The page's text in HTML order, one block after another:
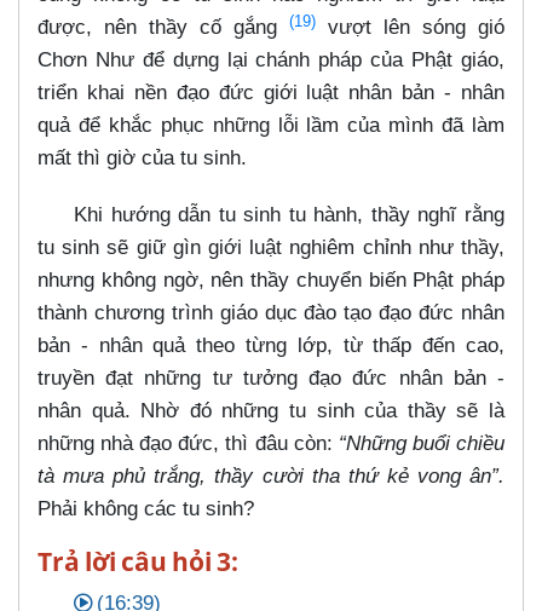
được, nên thầy cố gắng
(19)
vượt lên sóng gió
Chơn Như để dựng lại chánh pháp của Phật giáo,
triển khai nền đạo đức giới luật nhân bản - nhân
quả để khắc phục những lỗi lầm của mình đã làm
mất thì giờ của tu sinh.
Khi hướng dẫn tu sinh tu hành, thầy nghĩ rằng
tu sinh sẽ giữ gìn giới luật nghiêm chỉnh như thầy,
nhưng không ngờ, nên thầy chuyển biến Phật pháp
thành chương trình giáo dục đào tạo đạo đức nhân
bản - nhân quả theo từng lớp, từ thấp đến cao,
truyền đạt những tư tưởng đạo đức nhân bản -
nhân quả. Nhờ đó những tu sinh của thầy sẽ là
những nhà đạo đức, thì đâu còn: “Những buổi chiều
tà mưa phủ trắng, thầy cười tha thứ kẻ vong ân”.
Phải không các tu sinh?
Trả lời câu hỏi 3:
(16:39)